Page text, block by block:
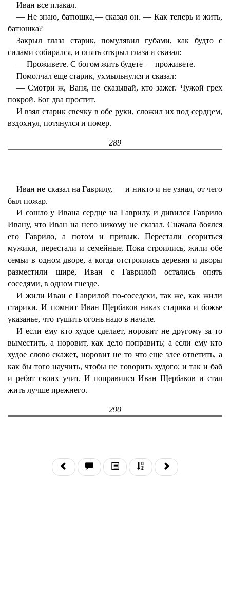
Иван все плакал.
— Не знаю, батюшка,— сказал он. — Как теперь и жить,
батюшка?
Закрыл глаза старик, помулявил губами, как будто с
силами собирался, и опять открыл глаза и сказал:
— Проживете. С богом жить будете — проживете.
Помолчал еще старик, ухмыльнулся и сказал:
— Смотри ж, Ваня, не сказывай, кто зажег. Чужой грех
покрой. Бог два простит.
И взял старик свечку в обе руки, сложил их под сердцем,
вздохнул, потянулся и помер.
289
Иван не сказал на Гаврилу, — и никто и не узнал, от чего
был пожар.
И сошло у Ивана сердце на Гаврилу, и дивился Гаврило
Ивану, что Иван на него никому не сказал. Сначала боялся
его Гаврило, а потом и привык. Перестали ссориться
мужики, перестали и семейные. Пока строились, жили обе
семьи в одном дворе, а когда отстроилась деревня и дворы
разместили шире, Иван с Гаврилой остались опять
соседями, в одном гнезде.
И жили Иван с Гаврилой по-соседски, так же, как жили
старики. И помнит Иван Щербаков наказ старика и божье
указанье, что тушить огонь надо в начале.
И если ему кто худое сделает, норовит не другому за то
выместить, а норовит, как дело поправить; а если ему кто
худое слово скажет, норовит не то что еще злее ответить, а
как бы того научить, чтобы не говорить худого; и так и баб
и ребят своих учит. И поправился Иван Щербаков и стал
жить лучше прежнего.
290